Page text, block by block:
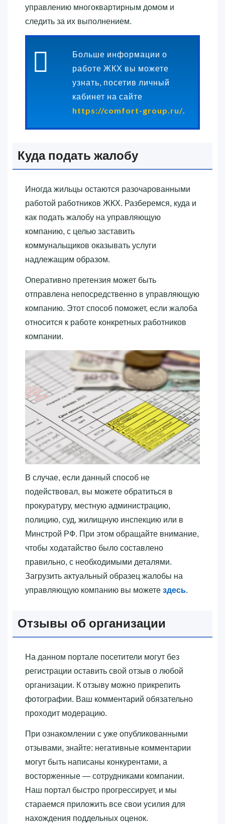
управлению многоквартирным домом и
следить за их выполнением.
Больше информации о
работе ЖКХ вы можете
узнать, посетив личный
кабинет на сайте
https://comfort-group.ru/
Куда подать жалобу
Иногда жильцы остаются разочарованными
работой работников ЖКХ. Разберемся, куда и
как подать жалобу на управляющую
компанию, с целью заставить
коммунальщиков оказывать услуги
надлежащим образом.
Оперативно претензия может быть
отправлена непосредственно в управляющую
компанию. Этот способ поможет, если жалоба
относится к работе конкретных работников
компании.
В случае, если данный способ не
подействовал, вы можете обратиться в
прокуратуру, местную администрацию,
полицию, суд, жилищную инспекцию или в
Минстрой РФ. При этом обращайте внимание,
чтобы ходатайство было составлено
правильно, с необходимыми деталями.
Загрузить актуальный образец жалобы на
управляющую компанию вы можете здесь.
Отзывы об организации
На данном портале посетители могут без
регистрации оставить свой отзыв о любой
организации. К отзыву можно прикрепить
фотографии. Ваш комментарий обязательно
проходит модерацию.
При ознакомлении с уже опубликованными
отзывами, знайте: негативные комментарии
могут быть написаны конкурентами, а
восторженные — сотрудниками компании.
Наш портал быстро прогрессирует, и мы
стараемся приложить все свои усилия для
нахождения поддельных оценок.